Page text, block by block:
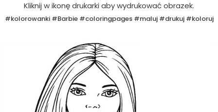
Kliknij w ikonę drukarki aby wydrukować obrazek.
#kolorowanki #Barbie #coloringpages #maluj #drukuj #koloruj